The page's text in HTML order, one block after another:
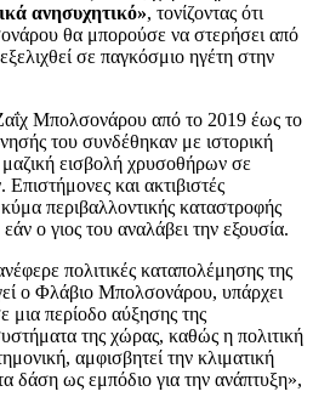
ανησυχητικό», τονίζοντας ότι
θα μπορούσε να στερήσει από
σε παγκόσμιο ηγέτη στην
Μπολσονάρου από το 2019 έως το
του συνδέθηκαν με ιστορική
εισβολή χρυσοθήρων σε
και ακτιβιστές
περιβαλλοντικής καταστροφής
ο γιος του αναλάβει την εξουσία.
πολιτικές καταπολέμησης της
ο Φλάβιο Μπολσονάρου, υπάρχει
μια περίοδο αύξησης της
της χώρας, καθώς η πολιτική
αμφισβητεί την κλιματική
δάση ως εμπόδιο για την ανάπτυξη»,